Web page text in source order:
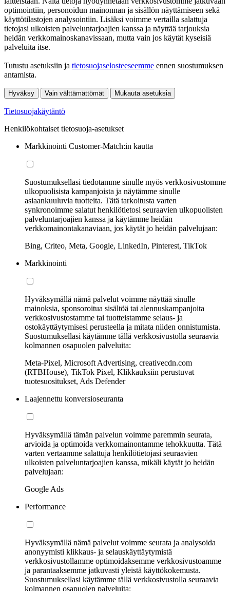
optimointiin, personoidun mainonnan ja sisällön näyttämiseen sekä
käyttötilastojen analysointiin. Lisäksi voimme vertailla salattuja
tietojasi ulkoisten palveluntarjoajien kanssa ja näyttää tarjouksia
heidän verkkomainoskanavissaan, mutta vain jos käytät kyseisiä
palveluita itse.
Tutustu asetuksiin ja tietosuojaselosteeseemme ennen suostumuksen
antamista.
Hyväksy Vain välttämättömät Mukauta asetuksia
Tietosuojakäytäntö
Henkilökohtaiset tietosuoja-asetukset
Markkinointi Customer-Match:in kautta
Suostumuksellasi tiedotamme sinulle myös verkkosivustomme
ulkopuolisista kampanjoista ja näytämme sinulle
asiaankuuluvia tuotteita. Tätä tarkoitusta varten
synkronoimme salatut henkilötietosi seuraavien ulkopuolisten
palveluntarjoajien kanssa ja käytämme heidän
verkkomainontakanaviaan, jos käytät jo heidän palvelujaan:
Bing, Criteo, Meta, Google, LinkedIn, Pinterest, TikTok
Markkinointi
Hyväksymällä nämä palvelut voimme näyttää sinulle
mainoksia, sponsoroitua sisältöä tai alennuskampanjoita
verkkosivustostamme tai tuotteistamme selaus- ja
ostokäyttäytymisesi perusteella ja mitata niiden onnistumista.
Suostumuksellasi käytämme tällä verkkosivustolla seuraavia
kolmannen osapuolen palveluita:
Meta-Pixel, Microsoft Advertising, creativecdn.com
(RTBHouse), TikTok Pixel, Klikkauksiin perustuvat
tuotesuositukset, Ads Defender
Laajennettu konversioseuranta
Hyväksymällä tämän palvelun voimme paremmin seurata,
arvioida ja optimoida verkkomainontamme tehokkuutta. Tätä
varten vertaamme salattuja henkilötietojasi seuraavien
ulkoisten palveluntarjoajien kanssa, mikäli käytät jo heidän
palvelujaan:
Google Ads
Performance
Hyväksymällä nämä palvelut voimme seurata ja analysoida
anonyymisti klikkaus- ja selauskäyttäytymistä
verkkosivustollamme optimoidaksemme verkkosivustoamme
ja parantaaksemme jatkuvasti yleistä käyttökokemusta.
Suostumuksellasi käytämme tällä verkkosivustolla seuraavia
kolmannen osapuolen palveluita: